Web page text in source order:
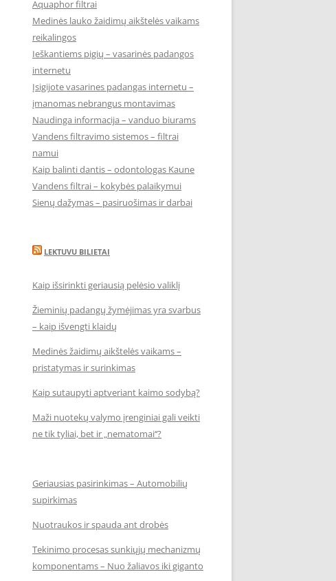
Aquaphor filtrai
Medinės lauko žaidimų aikštelės vaikams
reikalingos
Ieškantiems pigių – vasarinės padangos
internetu
Įsigijote vasarines padangas internetu –
įmanomas nebrangus montavimas
Naudinga informacija – vanduo biurams
Vandens filtravimo sistemos – filtrai
namui
Kaip balinti dantis – odontologas Kaune
Vandens filtrai – kokybės palaikymui
Sienų dažymas – pasiruošimas ir darbai
LEKTUVU BILIETAI
Kaip išsirinkti geriausią pelėsio valiklį
Žieminių padangų žymėjimas yra svarbus
– kaip išvengti klaidų
Medinės žaidimų aikštelės vaikams –
pristatymas ir surinkimas
Kaip sutaupyti aptveriant kaimo sodybą?
Maži nuotekų valymo įrenginiai gali veikti
ne tik tyliai, bet ir „nematomai‘‘?
Geriausias pasirinkimas – Automobilių
supirkimas
Nuotraukos ir spauda ant drobės
Tekinimo procesas sunkiųjų mechanizmų
komponentams – Nuo žaliavos iki giganto